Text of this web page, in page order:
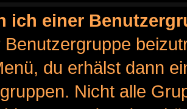
ich einer
Benutzergruppe
du erhälst dann
Nicht alle